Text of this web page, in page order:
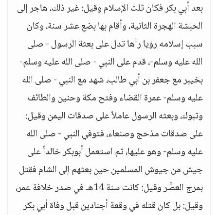
بعد أبي بكر فكان ثلث الإسلام وقيل: غير ذلك، هاجر إلى
الحبشة الهجرة الثانية، وأقام بها بضع عشر سنة، وكان
سبب إسلامه رؤيا رآها تدل على بعثة الرسول - صلى
الله عليه وسلم-، قدم على النبي - صلى الله عليه وسلم-
بخيبر مع جعفر بن أبي طالب، شهد مع النبي - صلى الله
عليه وسلم- عمرة القضاء وفتح مكة وحنين والطائف
وتبوك، وبعثه الرسول عاملاً على صدقات اليمن وقيل:
على صدقات مذحج وصنعاء، فتوفي النبي - صلى الله
عليه وسلم- وهو عليها، ثم استعمل أبوبكر خالداً على
جيش من جيوش المسلمين حين بعثهم إلى الشام فقتل
بمرج العصَّر وقيل: كانت سنة 14هـ في صدر خلافة عمر،
وقيل: بل كان قتله في وقعة أجنادين قبل وفاة أبي بكر